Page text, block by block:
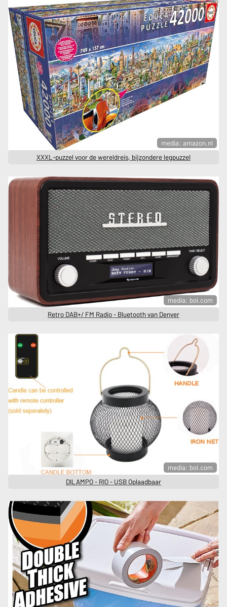
media: amazon.nl
XXXL-puzzel voor de wereldreis, bijzondere legpuzzel
media: bol.com
Retro DAB+/ FM Radio - Bluetooth van Denver
media: bol.com
DILAMPO - RIO - USB Oplaadbaar